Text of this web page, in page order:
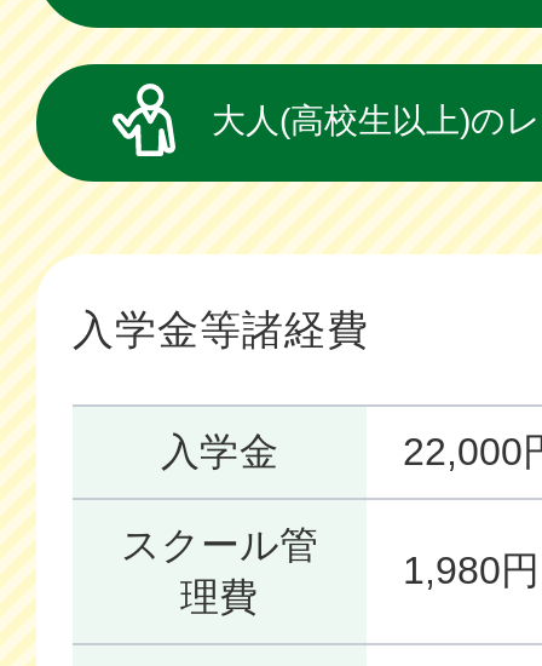
大人(高校生以上)の
入学金等諸経費
入学金 22,000
スクール管
理費
1,980